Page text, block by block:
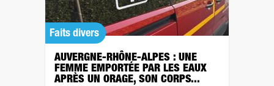
Faits divers
AUVERGNE-RHÔNE-ALPES : UNE
FEMME EMPORTÉE PAR LES EAUX
APRÈS UN ORAGE, SON CORPS...